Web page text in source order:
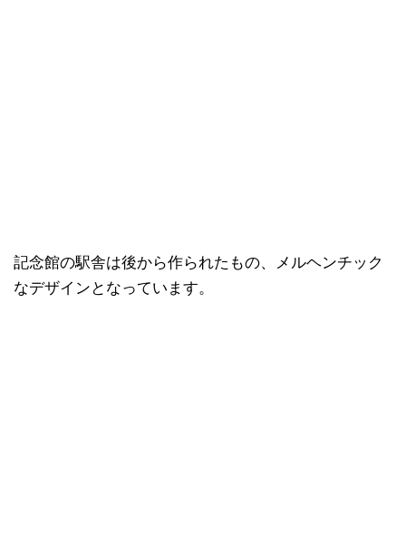
記念館の駅舎は後から作られたもの、メルヘンチック
なデザインとなっています。